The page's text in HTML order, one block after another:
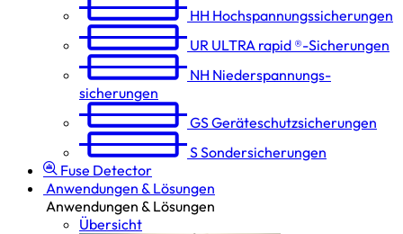
HH Hochspannungs­sicherungen
UR ULTRA rapid ®-Sicherungen
NH Niederspannungs­
sicherungen
GSGeräteschutz­sicherungen
SSondersicherungen
Fuse Detector
Anwendungen & Lösungen
Anwendungen & Lösungen
Übersicht